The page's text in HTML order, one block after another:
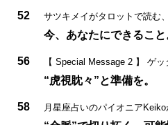
52 サツキメイがタロットで読む、
今、あなたにできること
56 【 Special Message 2 】 ゲッ
“虎視眈々”と準備を。
58 月星座占いのパイオニアKeiko